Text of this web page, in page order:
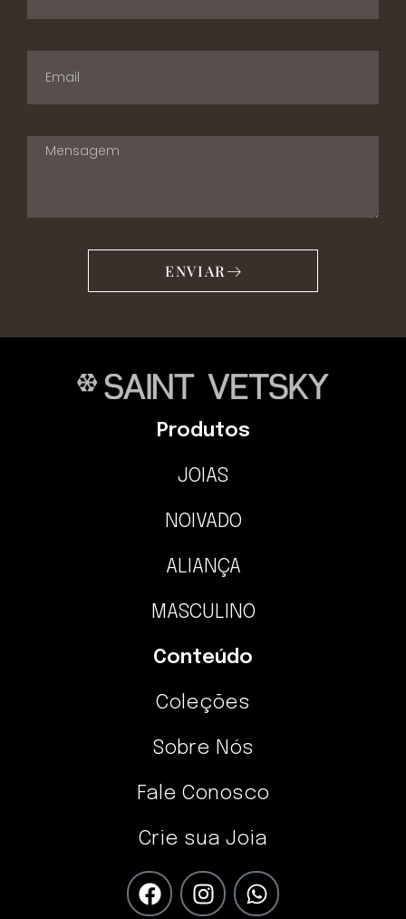
ENVIAR
Produtos
JOIAS
NOIVADO
ALIANÇA
MASCULINO
Conteúdo
Coleções
Sobre Nós
Fale Conosco
Crie sua Joia